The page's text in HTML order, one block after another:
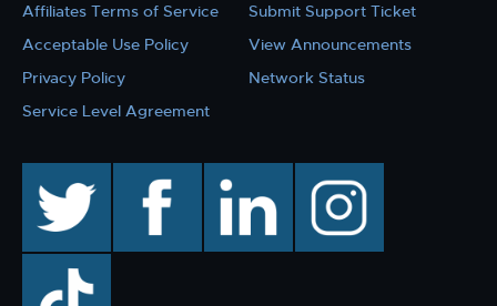
Affiliates Terms of Service
Acceptable Use Policy
Privacy Policy
Service Level Agreement
Submit Support Ticket
View Announcements
Network Status
facebook linkedin instagram
TikTok